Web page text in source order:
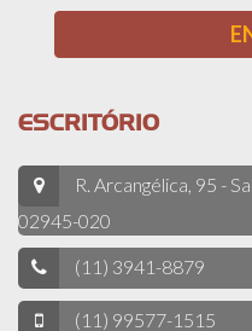
ESCRITÓRIO
R. Arcangélica, 95 -
02945-020
(11) 3941-8879
(11) 99577-1515